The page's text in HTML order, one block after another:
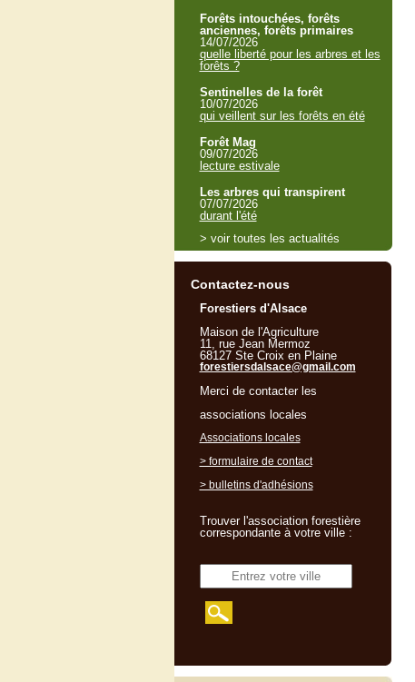
Forêts intouchées, forêts
anciennes, forêts primaires
14/07/2026
quelle liberté pour les arbres et les
forêts ?
Sentinelles de la forêt
10/07/2026
qui veillent sur les forêts en été
Forêt Mag
09/07/2026
lecture estivale
Les arbres qui transpirent
07/07/2026
durant l'été
> voir toutes les actualités
Contactez-nous
Forestiers d'Alsace
Maison de l'Agriculture
11, rue Jean Mermoz
68127 Ste Croix en Plaine
forestiersdalsace@gmail.com
Merci de contacter les
associations locales
Associations locales
> formulaire de contact
> bulletins d'adhésions
Trouver l'association forestière
correspondante à votre ville :